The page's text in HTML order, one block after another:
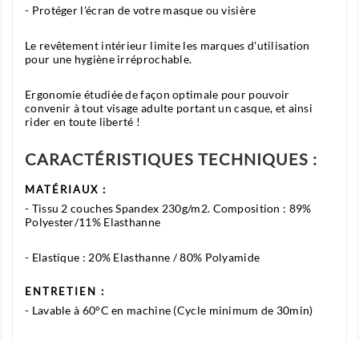
- Protéger l'écran de votre masque ou visière
Le revêtement intérieur limite les marques d'utilisation
pour une hygiène irréprochable.
Ergonomie étudiée de façon optimale pour pouvoir
convenir à tout visage adulte portant un casque, et ainsi
rider en toute liberté !
CARACTÉRISTIQUES TECHNIQUES :
MATÉRIAUX :
- Tissu 2 couches Spandex 230g/m2. Composition : 89%
Polyester/11% Elasthanne
- Elastique : 20% Elasthanne / 80% Polyamide
ENTRETIEN :
- Lavable à 60°C en machine (Cycle minimum de 30min)